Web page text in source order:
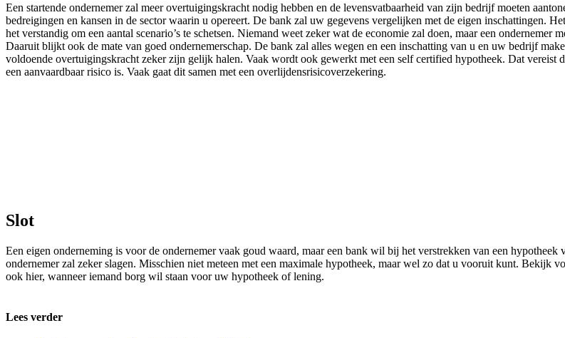
Een startende ondernemer zal meer overtuigingskracht nodig hebben en de levensvatbaarheid van zijn bedrijf moeten
bedreigingen en kansen in de sector waarin u opereert. De bank zal uw gegevens vergelijken met de eigen inschattingen.
het verstandig om een aantal scenario’s te schetsen. Niemand weet zeker wat de economie zal doen, maar een
Daaruit blijkt ook de mate van goed ondernemerschap. De bank zal alles wegen en een inschatting van u en uw bedrijf
voldoende overtuigingskracht zeker zijn gelijk halen. Vaak wordt ook gewerkt met een self certified hypotheek. Dat
een aanvaardbaar risico is. Vaak gaat dit samen met een overlijdensrisicoverzekering.
Slot
Een eigen onderneming is voor de ondernemer vaak goud waard, maar een bank wil bij het verstrekken van een
ondernemer zal zeker slagen. Misschien niet meteen met een maximale hypotheek, maar wel zo dat u vooruit kunt.
ook hier, wanneer iemand borg wil staan voor uw hypotheek of lening.
Lees verder